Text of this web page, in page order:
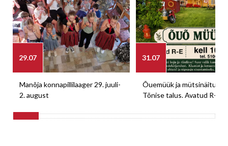
29.07
Manõja konnapillilaager 29. juuli-
2. august
31.07
Õuemüük ja mütsinäitus
Tõnise talus. Avatud R-E